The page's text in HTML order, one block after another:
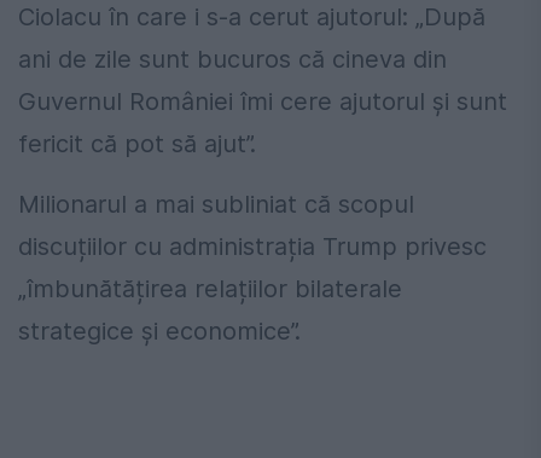
Ciolacu în care i s-a cerut ajutorul: „După
ani de zile sunt bucuros că cineva din
Guvernul României îmi cere ajutorul și sunt
fericit că pot să ajut”.
Milionarul a mai subliniat că scopul
discuțiilor cu administrația Trump privesc
„îmbunătățirea relațiilor bilaterale
strategice și economice”.